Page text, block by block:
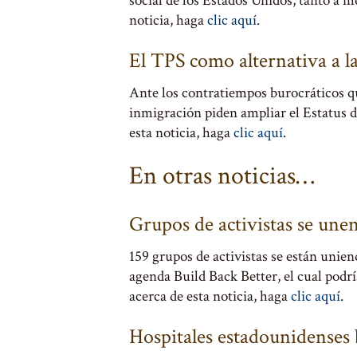
noticia, hagaclic aquí.
El TPS como alternativa a
Ante los contratiempos burocráticos
inmigración piden ampliar el Estatus
esta noticia, hagaclic aquí.
En otras noticias…
Grupos de activistas se
159 grupos de activistas se están
agenda Build Back Better, el cual
acerca de esta noticia, hagaclic aquí.
Hospitales